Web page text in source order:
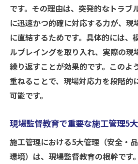
です。その理由は、突発的なトラブ
に迅速かつ的確に対応する力が、現
に直結するためです。具体的には、
ルプレイングを取り入れ、実際の現
繰り返すことが効果的です。このよ
重ねることで、現場対応力を段階的
可能です。
現場監督教育で重要な施工管理5
施工管理における5大管理（安全・
環境）は、現場監督教育の根幹です